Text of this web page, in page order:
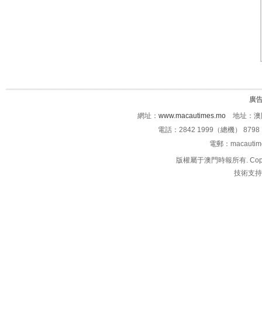
廣
網址： www.macautimes.mo 地址：澳
電話：2842 1999（總機）
電郵：
版權屬于澳門時報所有.
技術支